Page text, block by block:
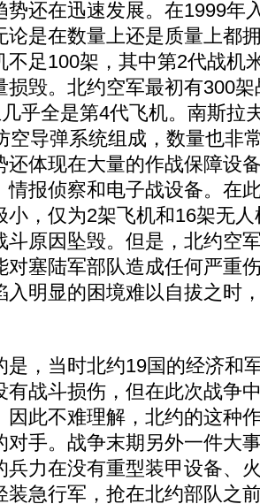
势还在迅速发展。在1999年
论是在数量上还是质量上都
不足100架，其中第2代战机
损毁。北约空军最初有300
乎全是第4代飞机。南斯拉
空导弹系统组成，数量也非
还体现在大量的作战保障设
情报侦察和电子战设备。在
小，仅为2架飞机和16架无
斗原因坠毁。但是，北约空
对塞陆军部队造成任何严重
入明显的困境难以自拔之时
，当时北约19国的经济和
有战斗损伤，但在此次战争
因此不难理解，北约的这种
对手。战争末期另外一件大
兵力在没有重型装甲设备、
装急行军，抢在北约部队之